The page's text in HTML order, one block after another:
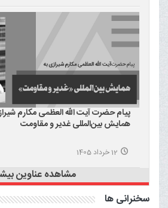
پیام حضرت آیت الله العظمی مکارم
همایش بین‌المللی غدیر و مقاومت
12 خرداد 1405
مشاهده عناوین
سخنرانی ها